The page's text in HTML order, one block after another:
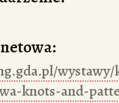
wystawy/
knots-and-